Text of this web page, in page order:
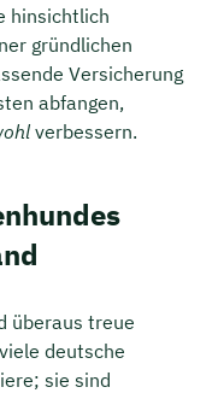
hinsichtlich
gründlichen
Versicherung
abfangen,
verbessern.
überaus treue
deutsche
sie sind